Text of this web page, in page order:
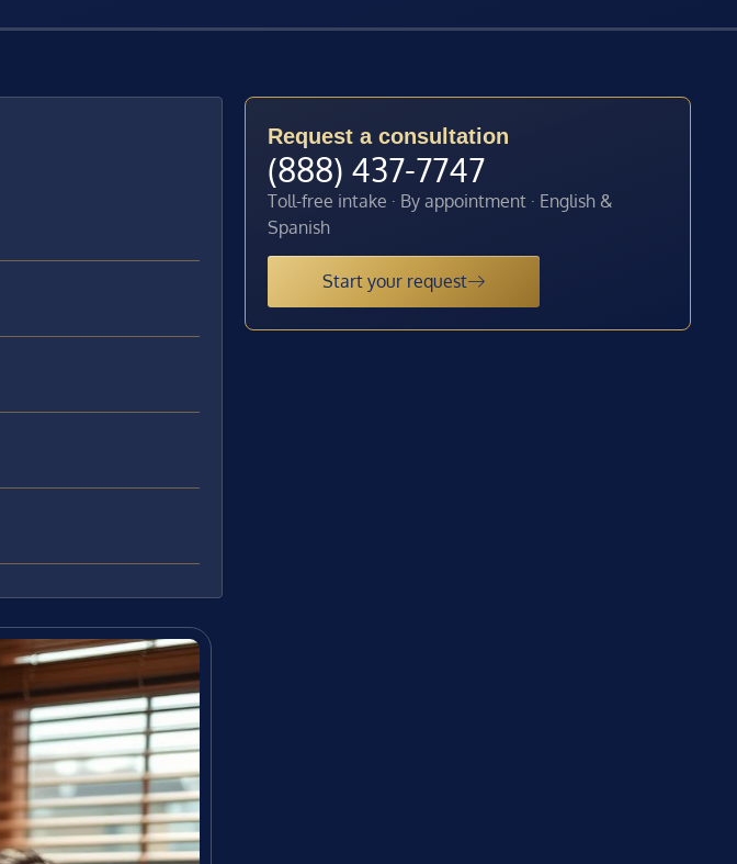
Request a consultation
(888) 437-7747
Toll-free intake · By appointment · English &
Spanish
Start your request